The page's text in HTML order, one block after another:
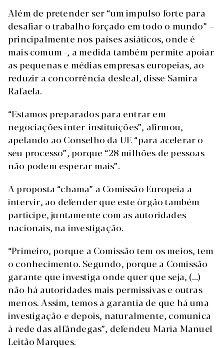
Além de pretender ser “um impulso forte para
desafiar o trabalho forçado em todo o mundo” –
principalmente nos países asiáticos, onde é
mais comum -, a medida também permite apoiar
as pequenas e médias empresas europeias, ao
reduzir a concorrência desleal, disse Samira
Rafaela.
“Estamos preparados para entrar em
negociações inter-instituições”, afirmou,
apelando ao Conselho da UE “para acelerar o
seu processo”, porque “28 milhões de pessoas
não podem esperar mais”.
A proposta “chama” a Comissão Europeia a
intervir, ao defender que este órgão também
participe, juntamente com as autoridades
nacionais, na investigação.
“Primeiro, porque a Comissão tem os meios, tem
o conhecimento. Segundo, porque a Comissão
garante que investiga onde quer que seja, (…)
não há autoridades mais permissivas e outras
menos. Assim, temos a garantia de que há uma
investigação e depois, naturalmente, comunica
à rede das alfândegas”, defendeu Maria Manuel
Leitão Marques.